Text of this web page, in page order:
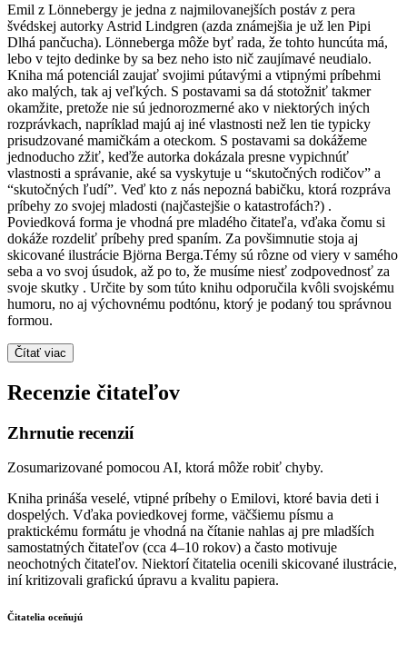
Emil z Lönnebergy je jedna z najmilovanejších postáv z pera
švédskej autorky Astrid Lindgren (azda známejšia je už len Pipi
Dlhá pančucha). Lönneberga môže byť rada, že tohto huncúta má,
lebo v tejto dedinke by sa bez neho isto nič zaujímavé neudialo.
Kniha má potenciál zaujať svojimi pútavými a vtipnými príbehmi
ako malých, tak aj veľkých. S postavami sa dá stotožniť takmer
okamžite, pretože nie sú jednorozmerné ako v niektorých iných
rozprávkach, napríklad majú aj iné vlastnosti než len tie typicky
prisudzované mamičkám a oteckom. S postavami sa dokážeme
jednoducho zžiť, keďže autorka dokázala presne vypichnúť
vlastnosti a správanie, aké sa vyskytuje u “skutočných rodičov” a
“skutočných ľudí”. Veď kto z nás nepozná babičku, ktorá rozpráva
príbehy zo svojej mladosti (najčastejšie o katastrofách?) .
Poviedková forma je vhodná pre mladého čitateľa, vďaka čomu si
dokáže rozdeliť príbehy pred spaním. Za povšimnutie stoja aj
skicované ilustrácie Björna Berga.Témy sú rôzne od viery v samého
seba a vo svoj úsudok, až po to, že musíme niesť zodpovednosť za
svoje skutky . Určite by som túto knihu odporučila kvôli svojskému
humoru, no aj výchovnému podtónu, ktorý je podaný tou správnou
formou.
Čítať viac
Recenzie čitateľov
Zhrnutie recenzií
Zosumarizované pomocou AI, ktorá môže robiť chyby.
Kniha prináša veselé, vtipné príbehy o Emilovi, ktoré bavia deti i
dospelých. Vďaka poviedkovej forme, väčšiemu písmu a
praktickému formátu je vhodná na čítanie nahlas aj pre mladších
samostatných čitateľov (cca 4–10 rokov) a často motivuje
neochotných čitateľov. Niektorí čitatelia ocenili skicované ilustrácie,
iní kritizovali grafickú úpravu a kvalitu papiera.
Čitatelia oceňujú